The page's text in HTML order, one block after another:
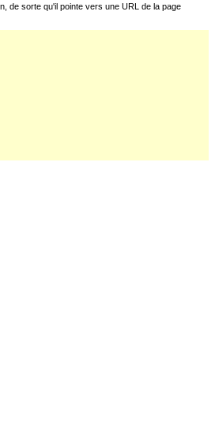
de sorte qu'il pointe vers une URL de la page